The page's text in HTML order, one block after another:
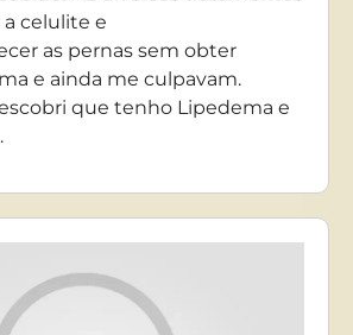
a celulite e
as pernas sem obter
e ainda me culpavam.
que tenho Lipedema e